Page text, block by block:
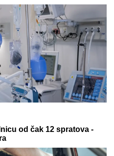
od čak 12 spratova -